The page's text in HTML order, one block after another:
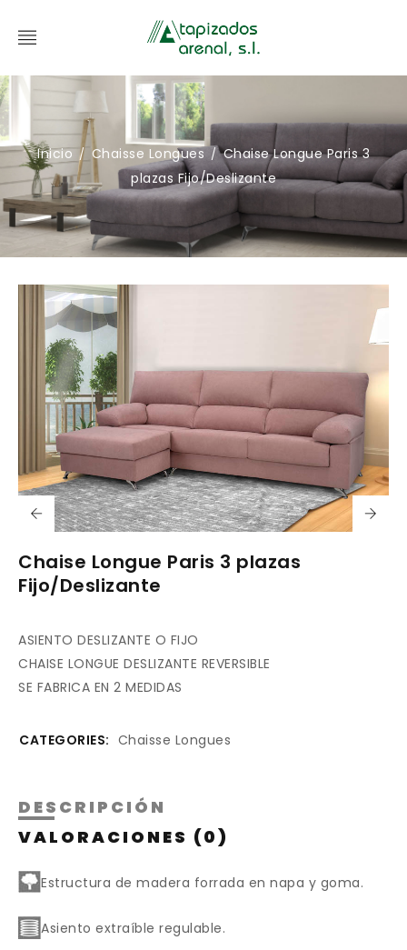
Inicio / Chaisse Longues / Chaise Longue Paris 3
plazas Fijo/Deslizante
Chaise Longue Paris 3 plazas
Fijo/Deslizante
ASIENTO DESLIZANTE O FIJO
CHAISE LONGUE DESLIZANTE REVERSIBLE
SE FABRICA EN 2 MEDIDAS
CATEGORIES: Chaisse Longues
DESCRIPCIÓN
VALORACIONES (0)
Estructura de madera forrada en napa y goma.
Asiento extraíble regulable.